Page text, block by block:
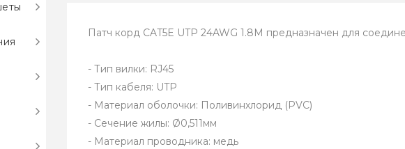
Патч корд CAT5E UTP 24AWG 1.8M предназначен для
- Тип вилки: RJ45
- Тип кабеля: UTP
- Материал оболочки: Поливинхлорид (PVC)
- Сечение жилы: Ø0,511мм
- Материал проводника: медь